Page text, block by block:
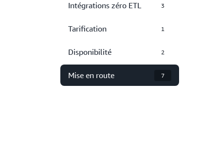
Intégrations zéro ETL 3
Tarification 1
Disponibilité 2
Mise en route 7